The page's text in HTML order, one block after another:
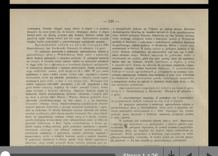
Na stronie wykorzystywane są pliki cookie, bądź
podobne rozwiązania. Aby poznać szczegóły zapoznaj
się zpolityką prywatności.
Rozumiem